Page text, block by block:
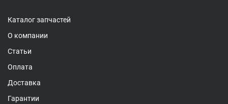
Каталог запчастей
О компании
Статьи
Оплата
Доставка
Гарантии